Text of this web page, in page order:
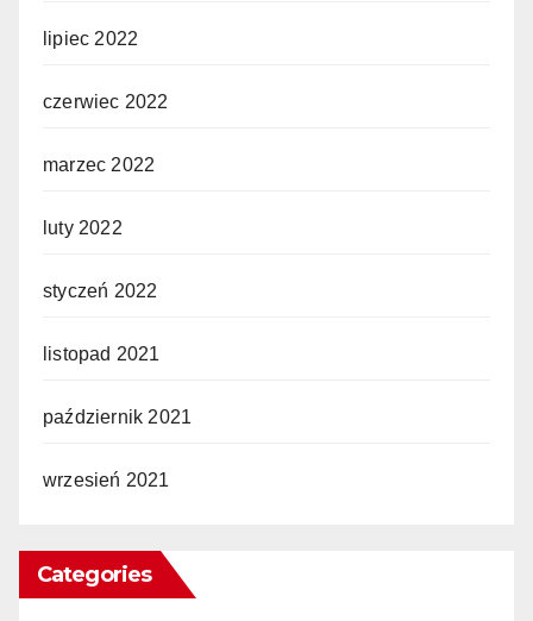
lipiec 2022
czerwiec 2022
marzec 2022
luty 2022
styczeń 2022
listopad 2021
październik 2021
wrzesień 2021
Categories